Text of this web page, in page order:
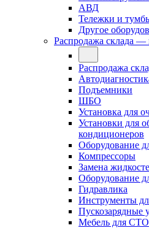
АВД
Тележки и
Другое
Распродажа склада —
Распродажа
Подъемники
ШБО
Установка для
Установки для
кондиционеров
Оборудование
Компрессоры
Замена
Оборудование
Гидравлика
Инструменты
Пускозарядные
Мебель для СТО